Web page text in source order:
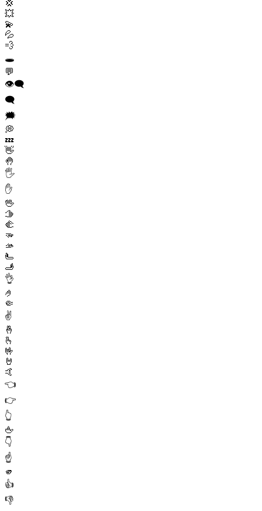
💢
💥
💫
💦
💨
🕳️
💬
👁️‍🗨️
🗨️
🗯️
💭
💤
👋
🤚
🖐️
✋
🖖
🫱
🫲
🫳
🫴
🫷
🫸
👌
🤌
🤏
✌️
🤞
🫰
🤟
🤘
🤙
👈
👉
👆
🖕
👇
☝️
🫵
👍
👎